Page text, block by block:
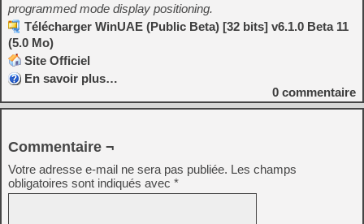
programmed mode display positioning.
Télécharger WinUAE (Public Beta) [32 bits] v6.1.0 Beta 11
(5.0 Mo)
Site Officiel
En savoir plus…
0 commentaire
Commentaire ¬
Votre adresse e-mail ne sera pas publiée. Les champs
obligatoires sont indiqués avec *